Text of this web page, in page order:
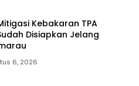
Kebakaran TPA
Disiapkan Jelang
6, 2026